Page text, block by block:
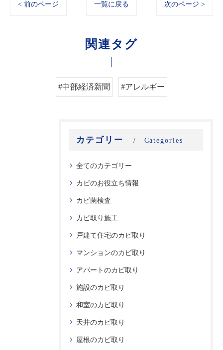
< 前のページ 一覧に戻る 次のページ >
関連タグ
#中部経済新聞 #アレルギー
カテゴリー Categories
全てのカテゴリー
カビのお役立ち情報
カビ菌検査
カビ取り施工
戸建て住宅のカビ取り
マンションのカビ取り
アパートのカビ取り
施設のカビ取り
和室のカビ取り
天井のカビ取り
屋根のカビ取り